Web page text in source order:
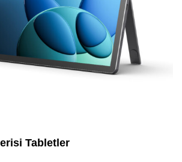
Tabletler